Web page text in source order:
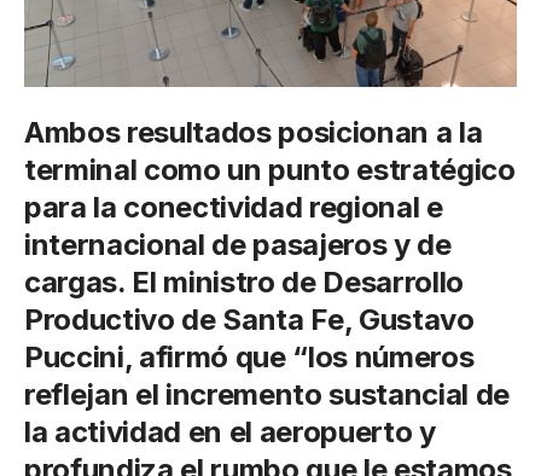
Ambos resultados posicionan a la
terminal como un punto estratégico
para la conectividad regional e
internacional de pasajeros y de
cargas. El ministro de Desarrollo
Productivo de Santa Fe, Gustavo
Puccini, afirmó que “los números
reflejan el incremento sustancial de
la actividad en el aeropuerto y